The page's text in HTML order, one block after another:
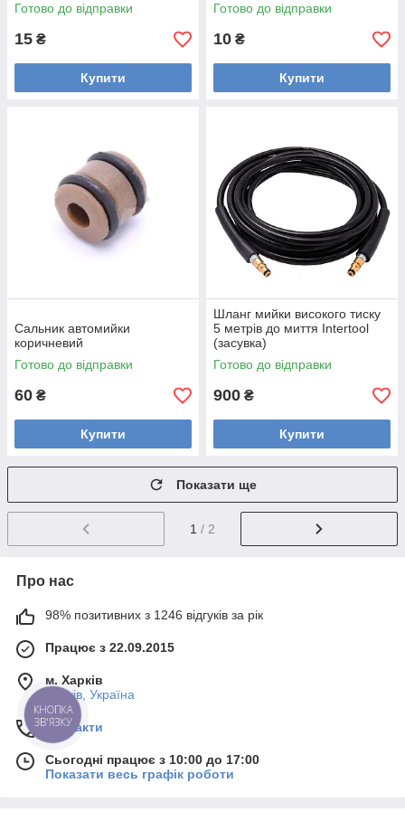
Готово до відправки
15 ₴
Купити
Готово до відправки
10 ₴
Купити
Сальник автомийки
коричневий
Готово до відправки
60 ₴
Купити
Шланг мийки високого тиску
5 метрів до миття Intertool
(засувка)
Готово до відправки
900 ₴
Купити
Показати ще
1 / 2
Про нас
98% позитивних з 1246 відгуків за рік
Працює з 22.09.2015
м. Харків
Харків, Україна
Контакти
Сьогодні працює з 10:00 до 17:00
Показати весь графік роботи
КНОПКА
ЗВ'ЯЗКУ